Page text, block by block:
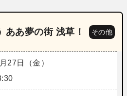
ああ夢の街 浅草！ その他
27日（金）